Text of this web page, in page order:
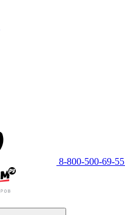
8-800-500-69-55